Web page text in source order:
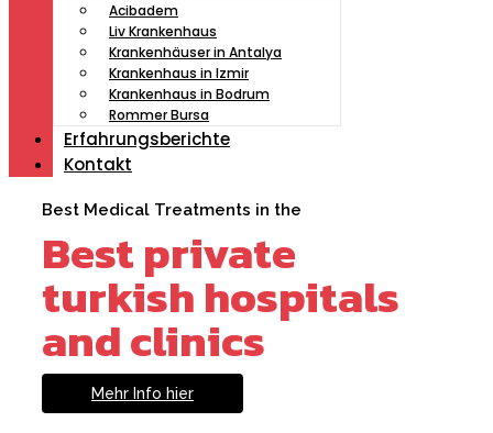
Acibadem
Liv Krankenhaus
Krankenhäuser in Antalya
Krankenhaus in Izmir
Krankenhaus in Bodrum
Rommer Bursa
Erfahrungsberichte
Kontakt
Best Medical Treatments in the
Best private
turkish hospitals
and clinics
Mehr Info hier